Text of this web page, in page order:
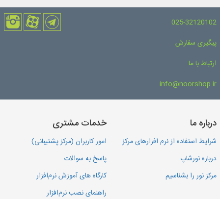
025-32120102
پیگیری سفارش
ارتباط با ما
info@noorshop.ir
درباره ما
شرایط استفاده از نرم افزارهای مرکز
درباره نورشاپ
مرکز نور را بشناسیم
خدمات مشتری
امور کاربران (مرکز پشتیبانی)
پاسخ به سوالات
کارگاه های آموزش نرم‌افزار
راهنمای نصب نرم‌افزار